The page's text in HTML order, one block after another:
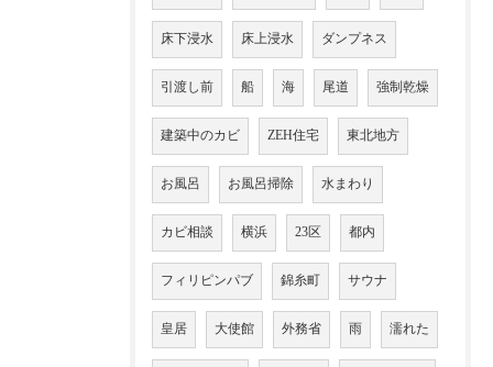
床下浸水 床上浸水 ダンプネス
引渡し前 船 海 尾道 強制乾燥
建築中のカビ ZEH住宅 東北地方
お風呂 お風呂掃除 水まわり
カビ相談 横浜 23区 都内
フィリピンパブ 錦糸町 サウナ
皇居 大使館 外務省 雨 濡れた